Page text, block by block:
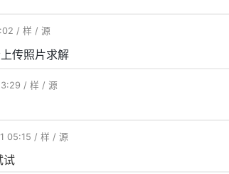
/ 样 / 源
传照片求解
/ 样 / 源
05:15 / 样 / 源
试